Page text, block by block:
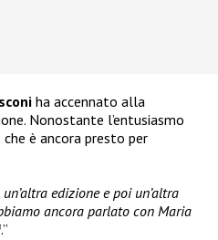
ha accennato alla
Nonostante l’entusiasmo
è ancora presto per
edizione e poi un’altra
ancora parlato con Maria
.”